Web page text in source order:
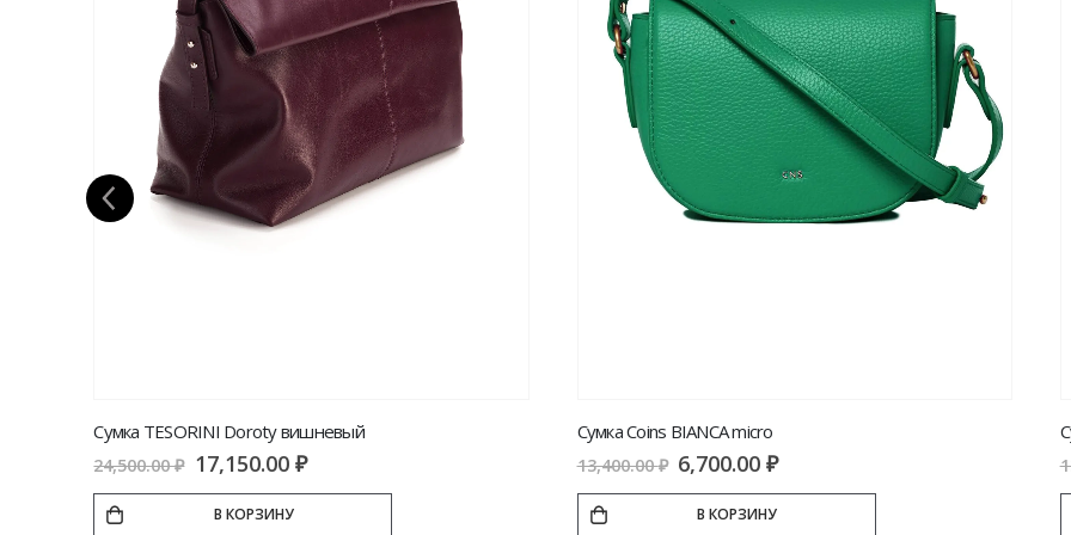
Сумка Coins BIANCA micro
13,400.00₽ 6,700.00₽
В КОРЗИНУ
Сумка TESORINI TATI black
12,100.00₽ 8,470.00
В КОРЗИНУ